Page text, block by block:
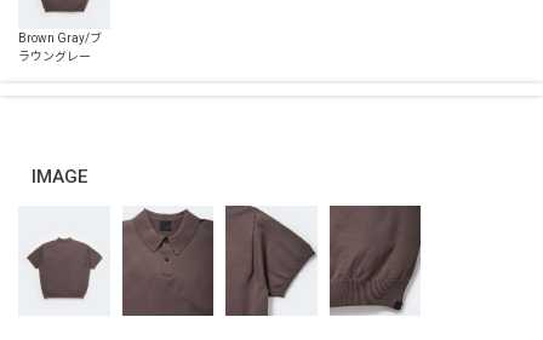
IMAGE